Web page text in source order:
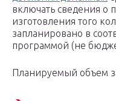
включать сведения о
изготовления того
запланировано в
программой (не
Планируемый объем